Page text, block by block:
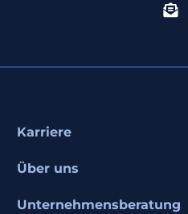
Karriere
Über uns
Unternehmensberatung